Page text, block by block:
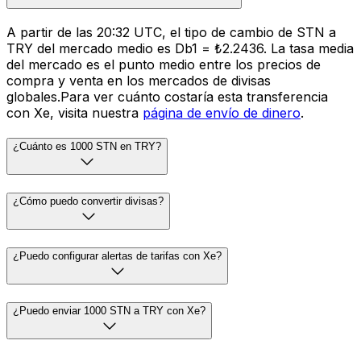
A partir de las 20:32 UTC, el tipo de cambio de STN a
TRY del mercado medio es Db1 = ₺2.2436. La tasa media
del mercado es el punto medio entre los precios de
compra y venta en los mercados de divisas
globales.Para ver cuánto costaría esta transferencia
con Xe, visita nuestra página de envío de dinero.
¿Cuánto es 1000 STN en TRY?
¿Cómo puedo convertir divisas?
¿Puedo configurar alertas de tarifas con Xe?
¿Puedo enviar 1000 STN a TRY con Xe?